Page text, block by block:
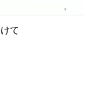
て